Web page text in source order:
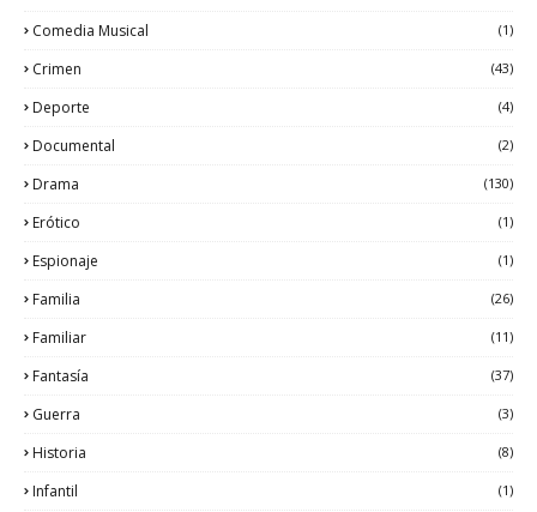
Comedia Musical
(1)
Crimen (43)
Deporte (4)
Documental (2)
Drama (130)
Erótico (1)
Espionaje (1)
Familia (26)
Familiar (11)
Fantasía (37)
Guerra (3)
Historia (8)
Infantil (1)